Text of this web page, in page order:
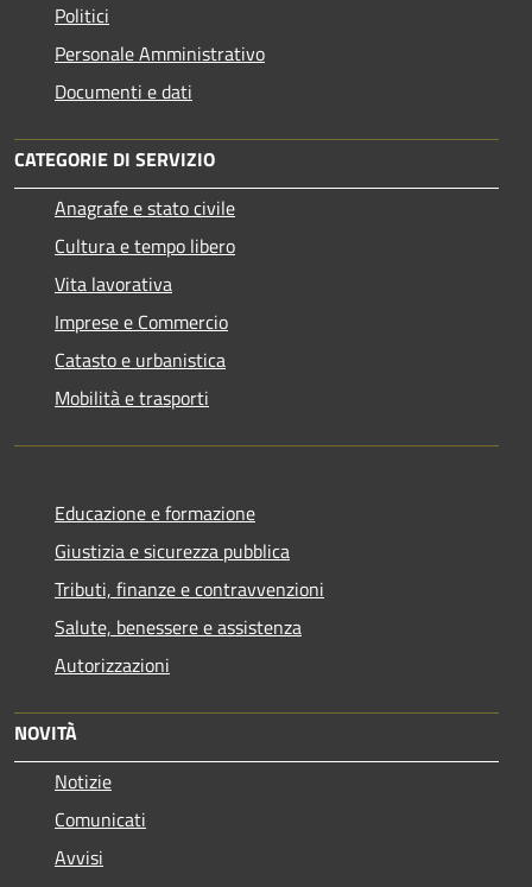
Politici
Personale Amministrativo
Documenti e dati
CATEGORIE DI SERVIZIO
Anagrafe e stato civile
Cultura e tempo libero
Vita lavorativa
Imprese e Commercio
Catasto e urbanistica
Mobilità e trasporti
Educazione e formazione
Giustizia e sicurezza pubblica
Tributi, finanze e contravvenzioni
Salute, benessere e assistenza
Autorizzazioni
NOVITÀ
Notizie
Comunicati
Avvisi